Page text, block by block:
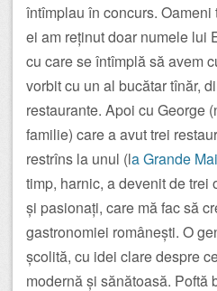
întîmplau în concurs.
ei am reținut doar numele lui
cu care se întîmplă să avem
vorbit cu un al bucătar tînăr,
restaurante. Apoi cu George
familie) care a avut trei
restrîns la unul (la Grande
timp, harnic, a devenit de trei
și pasionați, care mă fac să
gastronomiei românești. O
școlită, cu idei clare despre
modernă și sănătoasă. Poftă